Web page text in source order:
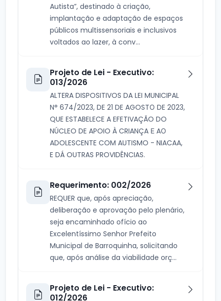
Autista”, destinado à criação,
implantação e adaptação de espaços
públicos multissensoriais e inclusivos
voltados ao lazer, à conv...
Projeto de Lei - Executivo:
013/2026
ALTERA DISPOSITIVOS DA LEI MUNICIPAL
N° 674/2023, DE 21 DE AGOSTО DE 2023,
QUE ESTABELECE A EFETIVAÇÃO DO
NÚCLEO DE APOIO À CRIANÇA Е AО
ADOLESCENTE COM AUTISMO - NIACAA,
E DÁ OUTRAS PROVIDÊNCIAS.
Requerimento: 002/2026
REQUER que, após apreciação,
deliberação e aprovação pelo plenário,
seja encaminhado ofício ao
Excelentíssimo Senhor Prefeito
Municipal de Barroquinha, solicitando
que, após análise da viabilidade orç...
Projeto de Lei - Executivo:
012/2026